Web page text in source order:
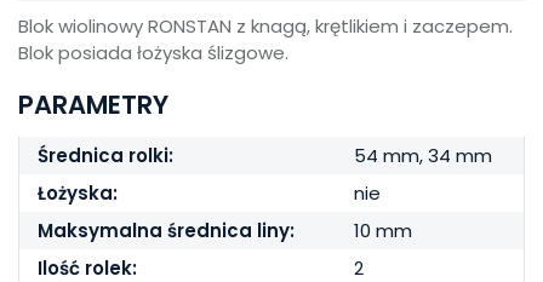
Blok wiolinowy RONSTAN z knagą, krętlikiem i zaczepem.
Blok posiada łożyska ślizgowe.
PARAMETRY
Średnica rolki:
54 mm, 34 mm
Łożyska:
nie
Maksymalna średnica liny:
10 mm
Ilość rolek:
2